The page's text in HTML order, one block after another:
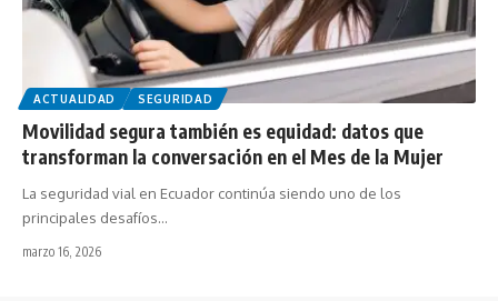
ACTUALIDAD SEGURIDAD
Movilidad segura también es equidad: datos que
transforman la conversación en el Mes de la Mujer
La seguridad vial en Ecuador continúa siendo uno de los
principales desafíos…
marzo 16, 2026